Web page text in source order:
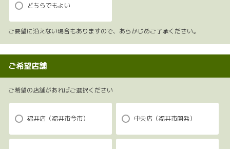
どちらでもよい
ご要望に沿えない場合もありますので、あらかじめご了承ください。
ご希望店舗
ご希望の店舗があればご選択ください
福井店（福井市今市） 中央店（福井市開発）